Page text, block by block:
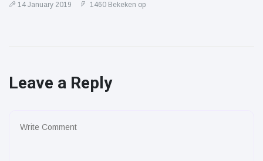
14 January 2019 1460 Bekeken op
Leave a Reply